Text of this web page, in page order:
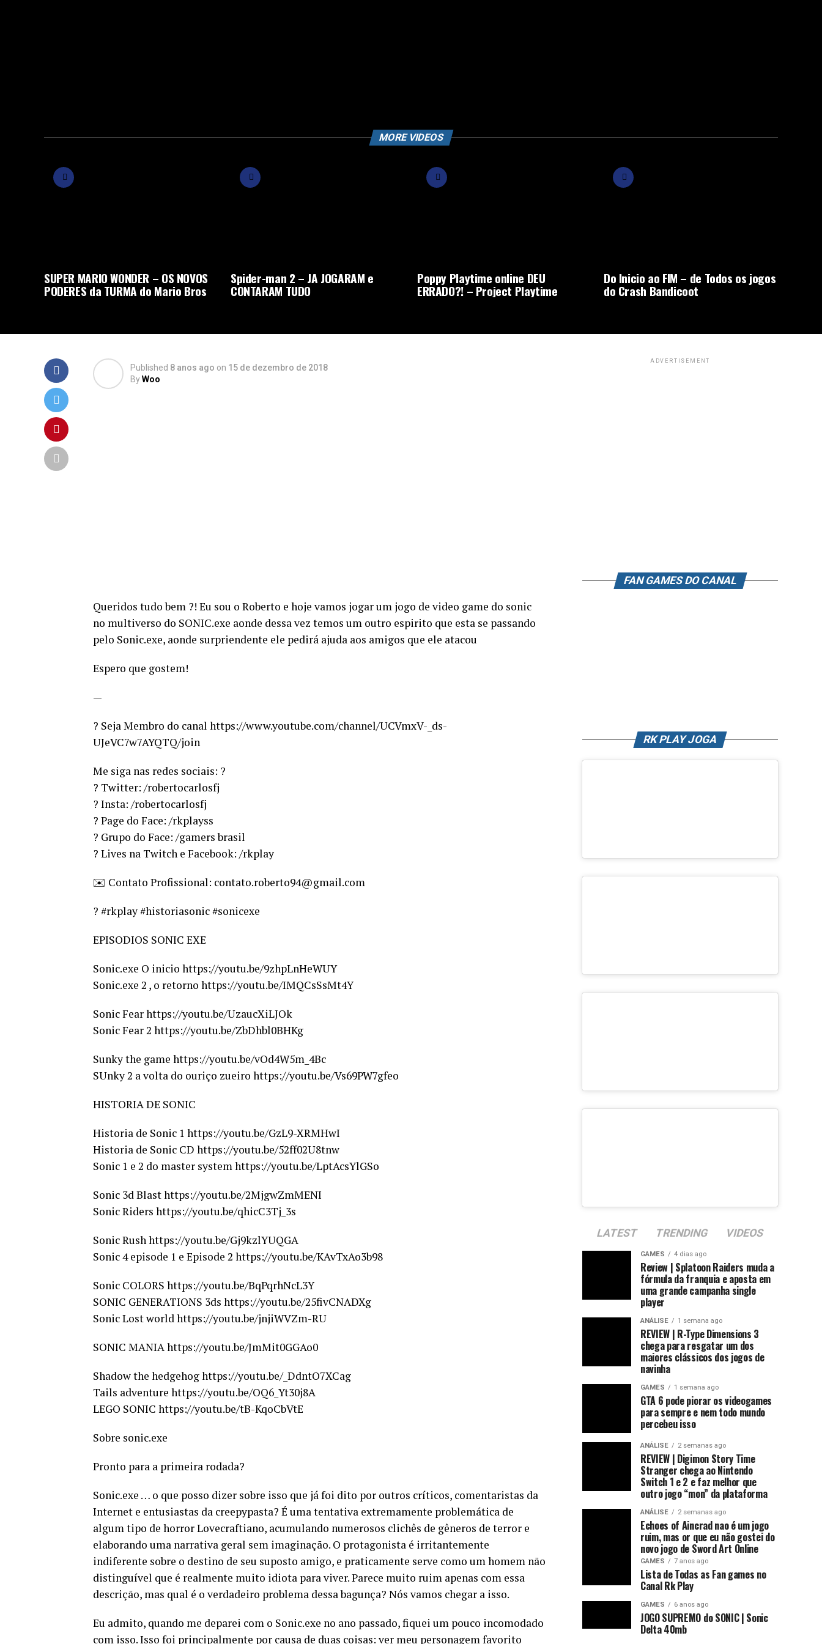
MORE VIDEOS
SUPER MARIO WONDER – OS NOVOS
PODERES da TURMA do Mario Bros
Spider-man 2 – JA JOGARAM e
CONTARAM TUDO
Poppy Playtime online DEU
ERRADO?! – Project Playtime
Do Inicio ao FIM – de Todos os jogos
do Crash Bandicoot
Published 8 anos ago on 15 de dezembro de 2018
ByWoo
Queridos tudo bem ?! Eu sou o Roberto e hoje vamos jogar um jogo de video game do sonic
no multiverso do SONIC.exe aonde dessa vez temos um outro espirito que esta se passando
pelo Sonic.exe, aonde surpriendente ele pedirá ajuda aos amigos que ele atacou
Espero que gostem!
—
? Seja Membro do canal https://www.youtube.com/channel/UCVmxV-_ds-
UJeVC7w7AYQTQ/join
Me siga nas redes sociais: ?
? Twitter: /robertocarlosfj
? Insta: /robertocarlosfj
? Page do Face: /rkplayss
? Grupo do Face: /gamers brasil
? Lives na Twitch e Facebook: /rkplay
✉️ Contato Profissional: contato.roberto94@gmail.com
? #rkplay #historiasonic #sonicexe
EPISODIOS SONIC EXE
Sonic.exe O inicio https://youtu.be/9zhpLnHeWUY
Sonic.exe 2 , o retorno https://youtu.be/IMQCsSsMt4Y
Sonic Fear https://youtu.be/UzaucXiLJOk
Sonic Fear 2 https://youtu.be/ZbDhbl0BHKg
Sunky the game https://youtu.be/vOd4W5m_4Bc
SUnky 2 a volta do ouriço zueiro https://youtu.be/Vs69PW7gfeo
HISTORIA DE SONIC
Historia de Sonic 1 https://youtu.be/GzL9-XRMHwI
Historia de Sonic CD https://youtu.be/52ff02U8tnw
Sonic 1 e 2 do master system https://youtu.be/LptAcsYlGSo
Sonic 3d Blast https://youtu.be/2MjgwZmMENI
Sonic Riders https://youtu.be/qhicC3Tj_3s
Sonic Rush https://youtu.be/Gj9kzlYUQGA
Sonic 4 episode 1 e Episode 2 https://youtu.be/KAvTxAo3b98
Sonic COLORS https://youtu.be/BqPqrhNcL3Y
SONIC GENERATIONS 3ds https://youtu.be/25fivCNADXg
Sonic Lost world https://youtu.be/jnjiWVZm-RU
SONIC MANIA https://youtu.be/JmMit0GGAo0
Shadow the hedgehog https://youtu.be/_DdntO7XCag
Tails adventure https://youtu.be/OQ6_Yt30j8A
LEGO SONIC https://youtu.be/tB-KqoCbVtE
Sobre sonic.exe
Pronto para a primeira rodada?
Sonic.exe … o que posso dizer sobre isso que já foi dito por outros críticos, comentaristas da
Internet e entusiastas da creepypasta? É uma tentativa extremamente problemática de
algum tipo de horror Lovecraftiano, acumulando numerosos clichês de gêneros de terror e
elaborando uma narrativa geral sem imaginação. O protagonista é irritantemente
indiferente sobre o destino de seu suposto amigo, e praticamente serve como um homem não
distinguível que é realmente muito idiota para viver. Parece muito ruim apenas com essa
descrição, mas qual é o verdadeiro problema dessa bagunça? Nós vamos chegar a isso.
Eu admito, quando me deparei com o Sonic.exe no ano passado, fiquei um pouco incomodado
com isso. Isso foi principalmente por causa de duas coisas: ver meu personagem favorito
ADVERTISEMENT
FAN GAMES DO CANAL
RK PLAY JOGA
LATEST TRENDING VIDEOS
GAMES 4 dias ago
Review | Splatoon Raiders muda a
fórmula da franquia e aposta em
uma grande campanha single
player
ANÁLISE 1 semana ago
REVIEW | R-Type Dimensions 3
chega para resgatar um dos
maiores clássicos dos jogos de
navinha
GAMES 1 semana ago
GTA 6 pode piorar os videogames
para sempre e nem todo mundo
percebeu isso
ANÁLISE 2 semanas ago
REVIEW | Digimon Story Time
Stranger chega ao Nintendo
Switch 1 e 2 e faz melhor que
outro jogo “mon” da plataforma
ANÁLISE 2 semanas ago
Echoes of Aincrad nao é um jogo
ruim, mas or que eu não gostei do
novo jogo de Sword Art Online
GAMES 7 anos ago
Lista de Todas as Fan games no
Canal Rk Play
GAMES 6 anos ago
JOGO SUPREMO do SONIC | Sonic
Delta 40mb